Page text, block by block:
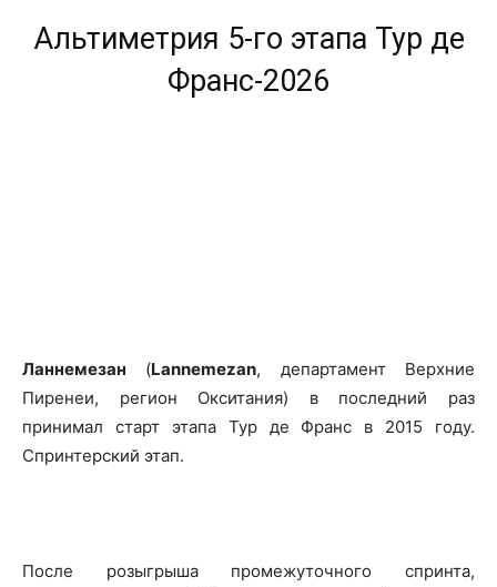
Альтиметрия 5-го этапа Тур де
Франс-2026
Ланнемезан (Lannemezan, департамент Верхние
Пиренеи, регион Окситания) в последний раз
принимал старт этапа Тур де Франс в 2015 году.
Спринтерский этап.
После розыгрыша промежуточного спринта,